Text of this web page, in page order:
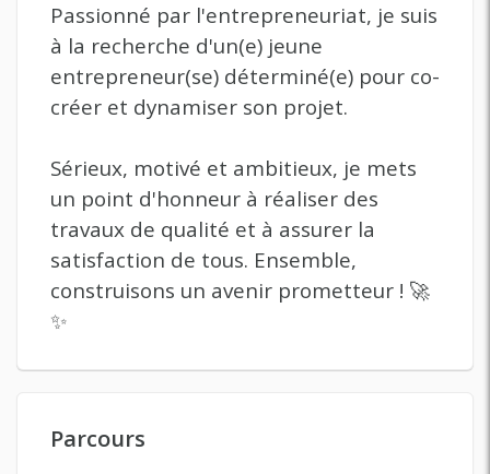
Passionné par l'entrepreneuriat, je suis
à la recherche d'un(e) jeune
entrepreneur(se) déterminé(e) pour co-
créer et dynamiser son projet.
Sérieux, motivé et ambitieux, je mets
un point d'honneur à réaliser des
travaux de qualité et à assurer la
satisfaction de tous. Ensemble,
construisons un avenir prometteur ! 🚀
✨
Parcours